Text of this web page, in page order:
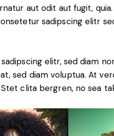
aut odit aut fugit,
sadipscing elitr
elitr, sed diam
sed diam voluptua. At
clita bergren, no sea